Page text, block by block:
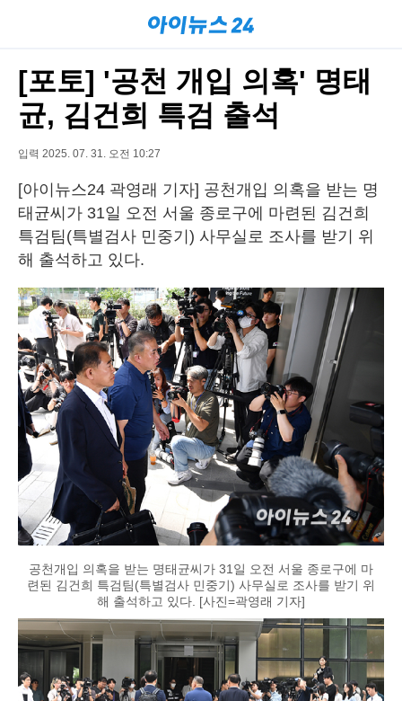
[포토] '공천 개입 의혹' 명태
균, 김건희 특검 출석
입력 2025. 07. 31. 오전 10:27
[아이뉴스24 곽영래 기자] 공천개입 의혹을 받는 명
태균씨가 31일 오전 서울 종로구에 마련된 김건희
특검팀(특별검사 민중기) 사무실로 조사를 받기 위
해 출석하고 있다.
공천개입 의혹을 받는 명태균씨가 31일 오전 서울 종로구에 마
련된 김건희 특검팀(특별검사 민중기) 사무실로 조사를 받기 위
해 출석하고 있다. [사진=곽영래 기자]